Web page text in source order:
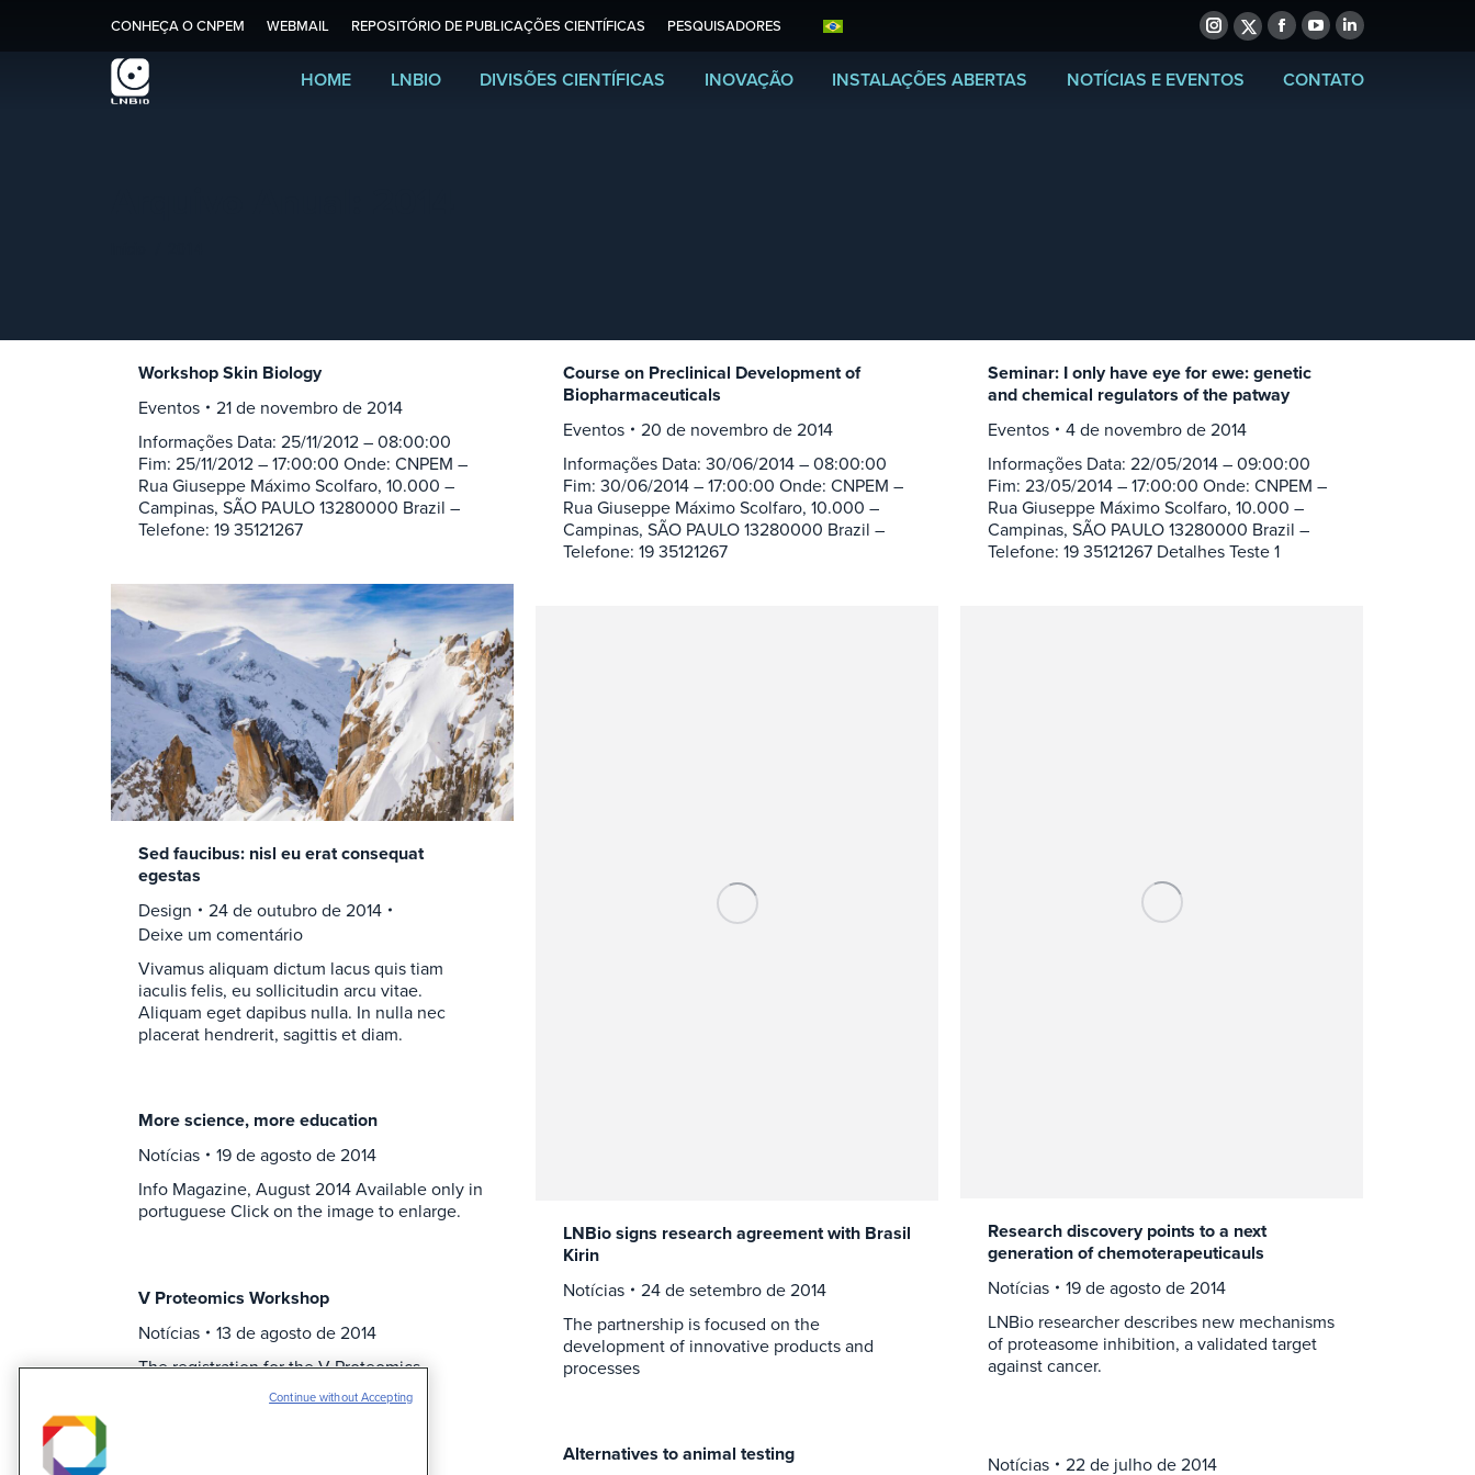
CONHEÇA O CNPEM WEBMAIL REPOSITÓRIO DE PUBLICAÇÕES CIENTÍFICAS PESQUISADORES
Instagram
page
X-
Twitter
Facebook
page
YouTube
page
Linkedin
page
HOME LNBIO DIVISÕES CIENTÍFICAS INOVAÇÃO INSTALAÇÕES ABERTAS NOTÍCIAS E EVENTOS CONTATO
Workshop Skin Biology
Eventos
21 de novembro de 2014
Informações Data: 25/11/2012 – 08:00:00
Fim: 25/11/2012 – 17:00:00 Onde: CNPEM –
Rua Giuseppe Máximo Scolfaro, 10.000 –
Campinas, SÃO PAULO 13280000 Brazil –
Telefone: 19 35121267
Course on Preclinical Development of
Biopharmaceuticals
Eventos
20 de novembro de 2014
Informações Data: 30/06/2014 – 08:00:00
Fim: 30/06/2014 – 17:00:00 Onde: CNPEM –
Rua Giuseppe Máximo Scolfaro, 10.000 –
Campinas, SÃO PAULO 13280000 Brazil –
Telefone: 19 35121267
Seminar: I only have eye for ewe: genetic
and chemical regulators of the patway
Eventos
4 de novembro de 2014
Informações Data: 22/05/2014 – 09:00:00
Fim: 23/05/2014 – 17:00:00 Onde: CNPEM –
Rua Giuseppe Máximo Scolfaro, 10.000 –
Campinas, SÃO PAULO 13280000 Brazil –
Telefone: 19 35121267 Detalhes Teste 1
Sed faucibus: nisl eu erat consequat
egestas
Design
24 de outubro de 2014
Deixe um comentário
Vivamus aliquam dictum lacus quis tiam
iaculis felis, eu sollicitudin arcu vitae.
Aliquam eget dapibus nulla. In nulla nec
placerat hendrerit, sagittis et diam.
LNBio signs research agreement with Brasil
Kirin
Notícias
24 de setembro de 2014
The partnership is focused on the
development of innovative products and
processes
Research discovery points to a next
generation of chemoterapeuticauls
Notícias
19 de agosto de 2014
LNBio researcher describes new mechanisms
of proteasome inhibition, a validated target
against cancer.
More science, more education
Notícias
19 de agosto de 2014
Info Magazine, August 2014 Available only in
portuguese Click on the image to enlarge.
V Proteomics Workshop
Notícias
13 de agosto de 2014
The registration for the V Proteomics
Workshop is opened. The application
deadline is on 15th September.
Notícias 22 de julho de 2014
Alternatives to animal testing
Continue without Accepting